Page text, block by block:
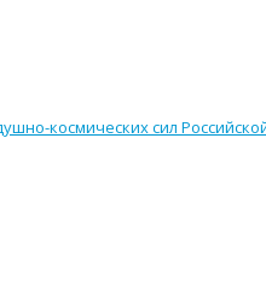
космических сил